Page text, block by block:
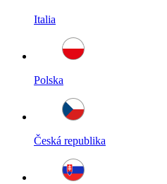
Italia
Polska
Česká republika